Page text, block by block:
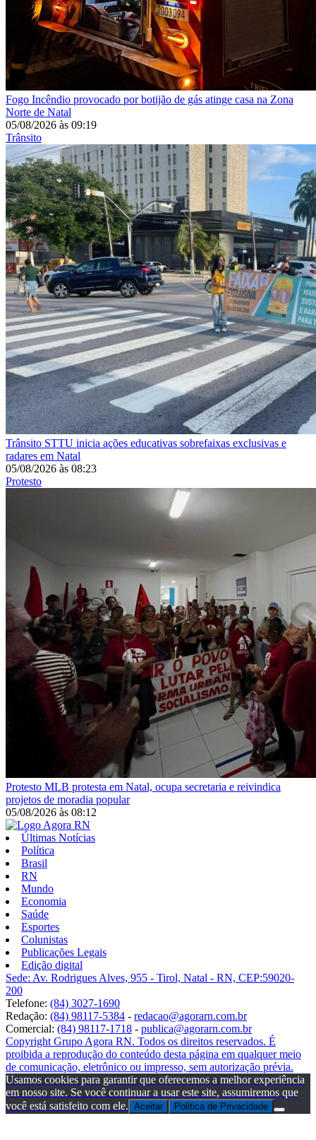
Fogo Incêndio provocado por botijão de gás atinge casa na Zona
Norte de Natal
05/08/2026 às 09:19
Trânsito
Trânsito STTU inicia ações educativas sobrefaixas exclusivas e
radares em Natal
05/08/2026 às 08:23
Protesto
Protesto MLB protesta em Natal, ocupa secretaria e reivindica
projetos de moradia popular
05/08/2026 às 08:12
Últimas Notícias
Política
Brasil
RN
Mundo
Economia
Saúde
Esportes
Colunistas
Publicações Legais
Edição digital
Sede: Av. Rodrigues Alves, 955 - Tirol, Natal - RN, CEP:59020-
200
Telefone: (84) 3027-1690
Redação: (84) 98117-5384 - redacao@agorarn.com.br
Comercial: (84) 98117-1718 - publica@agorarn.com.br
Copyright Grupo Agora RN. Todos os direitos reservados. É
proibida a reprodução do conteúdo desta página em qualquer meio
de comunicação, eletrônico ou impresso, sem autorização prévia.
Usamos cookies para garantir que oferecemos a melhor experiência
em nosso site. Se você continuar a usar este site, assumiremos que
você está satisfeito com ele. Aceitar Politica de Privacidade